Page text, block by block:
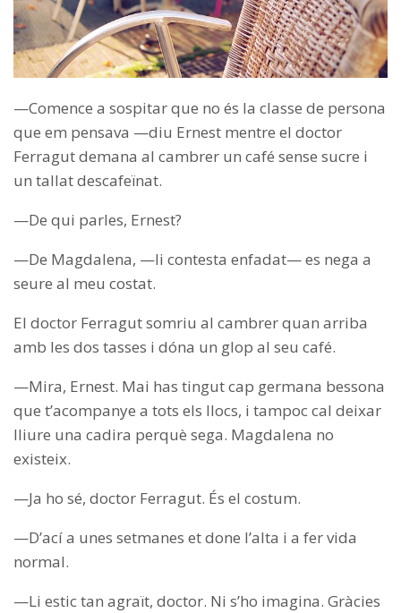
—Comence a sospitar que no és la classe de persona
que em pensava —diu Ernest mentre el doctor
Ferragut demana al cambrer un café sense sucre i
un tallat descafeïnat.
—De qui parles, Ernest?
—De Magdalena, —li contesta enfadat— es nega a
seure al meu costat.
El doctor Ferragut somriu al cambrer quan arriba
amb les dos tasses i dóna un glop al seu café.
—Mira, Ernest. Mai has tingut cap germana bessona
que t’acompanye a tots els llocs, i tampoc cal deixar
lliure una cadira perquè sega. Magdalena no
existeix.
—Ja ho sé, doctor Ferragut. És el costum.
—D’ací a unes setmanes et done l’alta i a fer vida
normal.
—Li estic tan agraït, doctor. Ni s’ho imagina. Gràcies